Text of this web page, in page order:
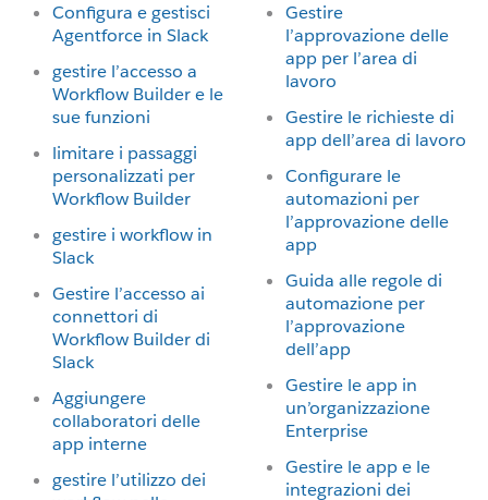
Configura e gestisci
Agentforce in Slack
gestire l’accesso a
Workflow Builder e le
sue funzioni
limitare i passaggi
personalizzati per
Workflow Builder
gestire i workflow in
Slack
Gestire l’accesso ai
connettori di
Workflow Builder di
Slack
Aggiungere
collaboratori delle
app interne
gestire l’utilizzo dei
Gestire
l’approvazione delle
app per l’area di
lavoro
Gestire le richieste di
app dell’area di lavoro
Configurare le
automazioni per
l’approvazione delle
app
Guida alle regole di
automazione per
l’approvazione
dell’app
Gestire le app in
un’organizzazione
Enterprise
Gestire le app e le
integrazioni dei